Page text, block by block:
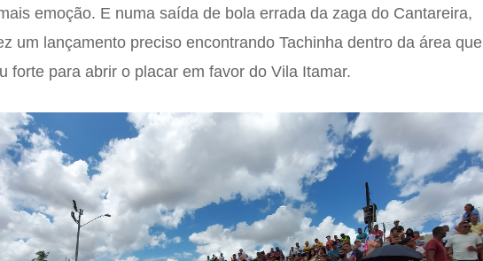
emoção. E numa saída de bola errada da zaga do Cantareira,
um lançamento preciso encontrando Tachinha dentro da área que
forte para abrir o placar em favor do Vila Itamar.